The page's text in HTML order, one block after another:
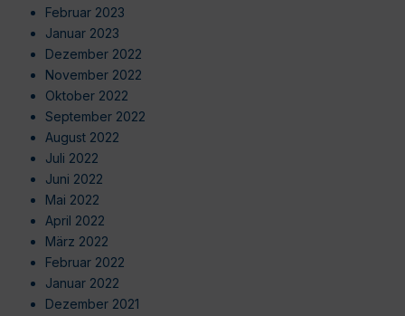
Februar 2023
Januar 2023
Dezember 2022
November 2022
Oktober 2022
September 2022
August 2022
Juli 2022
Juni 2022
Mai 2022
April 2022
März 2022
Februar 2022
Januar 2022
Dezember 2021